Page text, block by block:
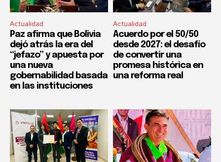
Actualidad
Paz afirma que Bolivia
dejó atrás la era del
“jefazo” y apuesta por
una nueva
gobernabilidad basada
en las instituciones
Actualidad
Acuerdo por el 50/50
desde 2027: el desafío
de convertir una
promesa histórica en
una reforma real